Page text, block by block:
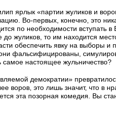
ярлык «партии жуликов и
Во-первых, конечно, это
по необходимости вступать
жуликов, то им находится
обеспечить явку на выборы и
фальсифицированы,
самое настоящее жульничество?
демократии»
воров, это лишь значит, что в
эта позорная комедия. Вы